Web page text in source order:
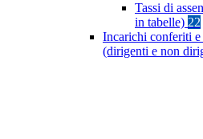
Tassi di
in tabelle) 22
Incarichi conferiti
(dirigenti e non